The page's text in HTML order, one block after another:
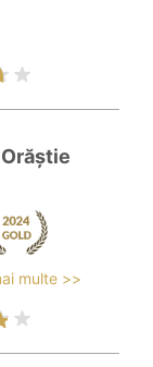
multe >>